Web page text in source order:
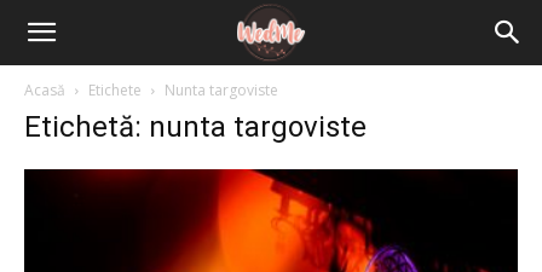
Acasă Etichete Nunta targoviste
Etichetă: nunta targoviste